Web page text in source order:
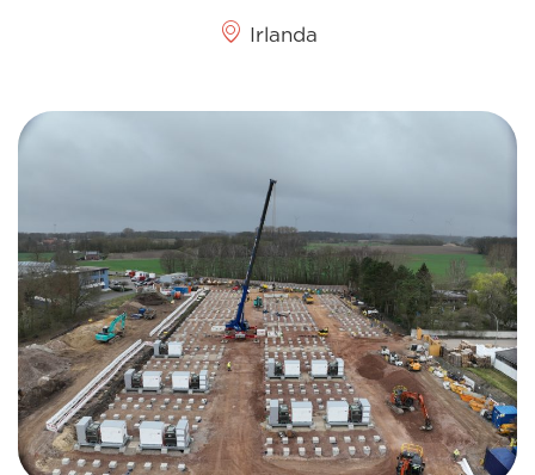
Irlanda